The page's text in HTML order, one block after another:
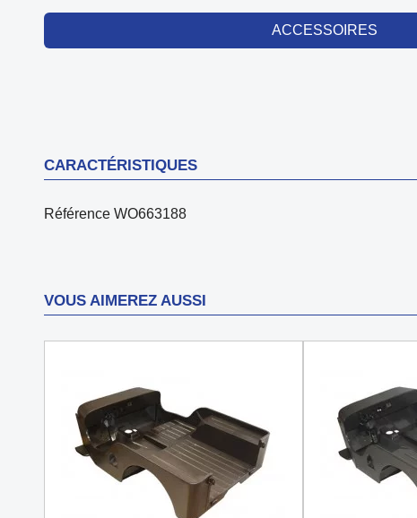
ACCESSOIRES
CARACTÉRISTIQUES
Référence WO663188
VOUS AIMEREZ AUSSI